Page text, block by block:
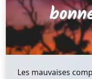
Les mauvaises